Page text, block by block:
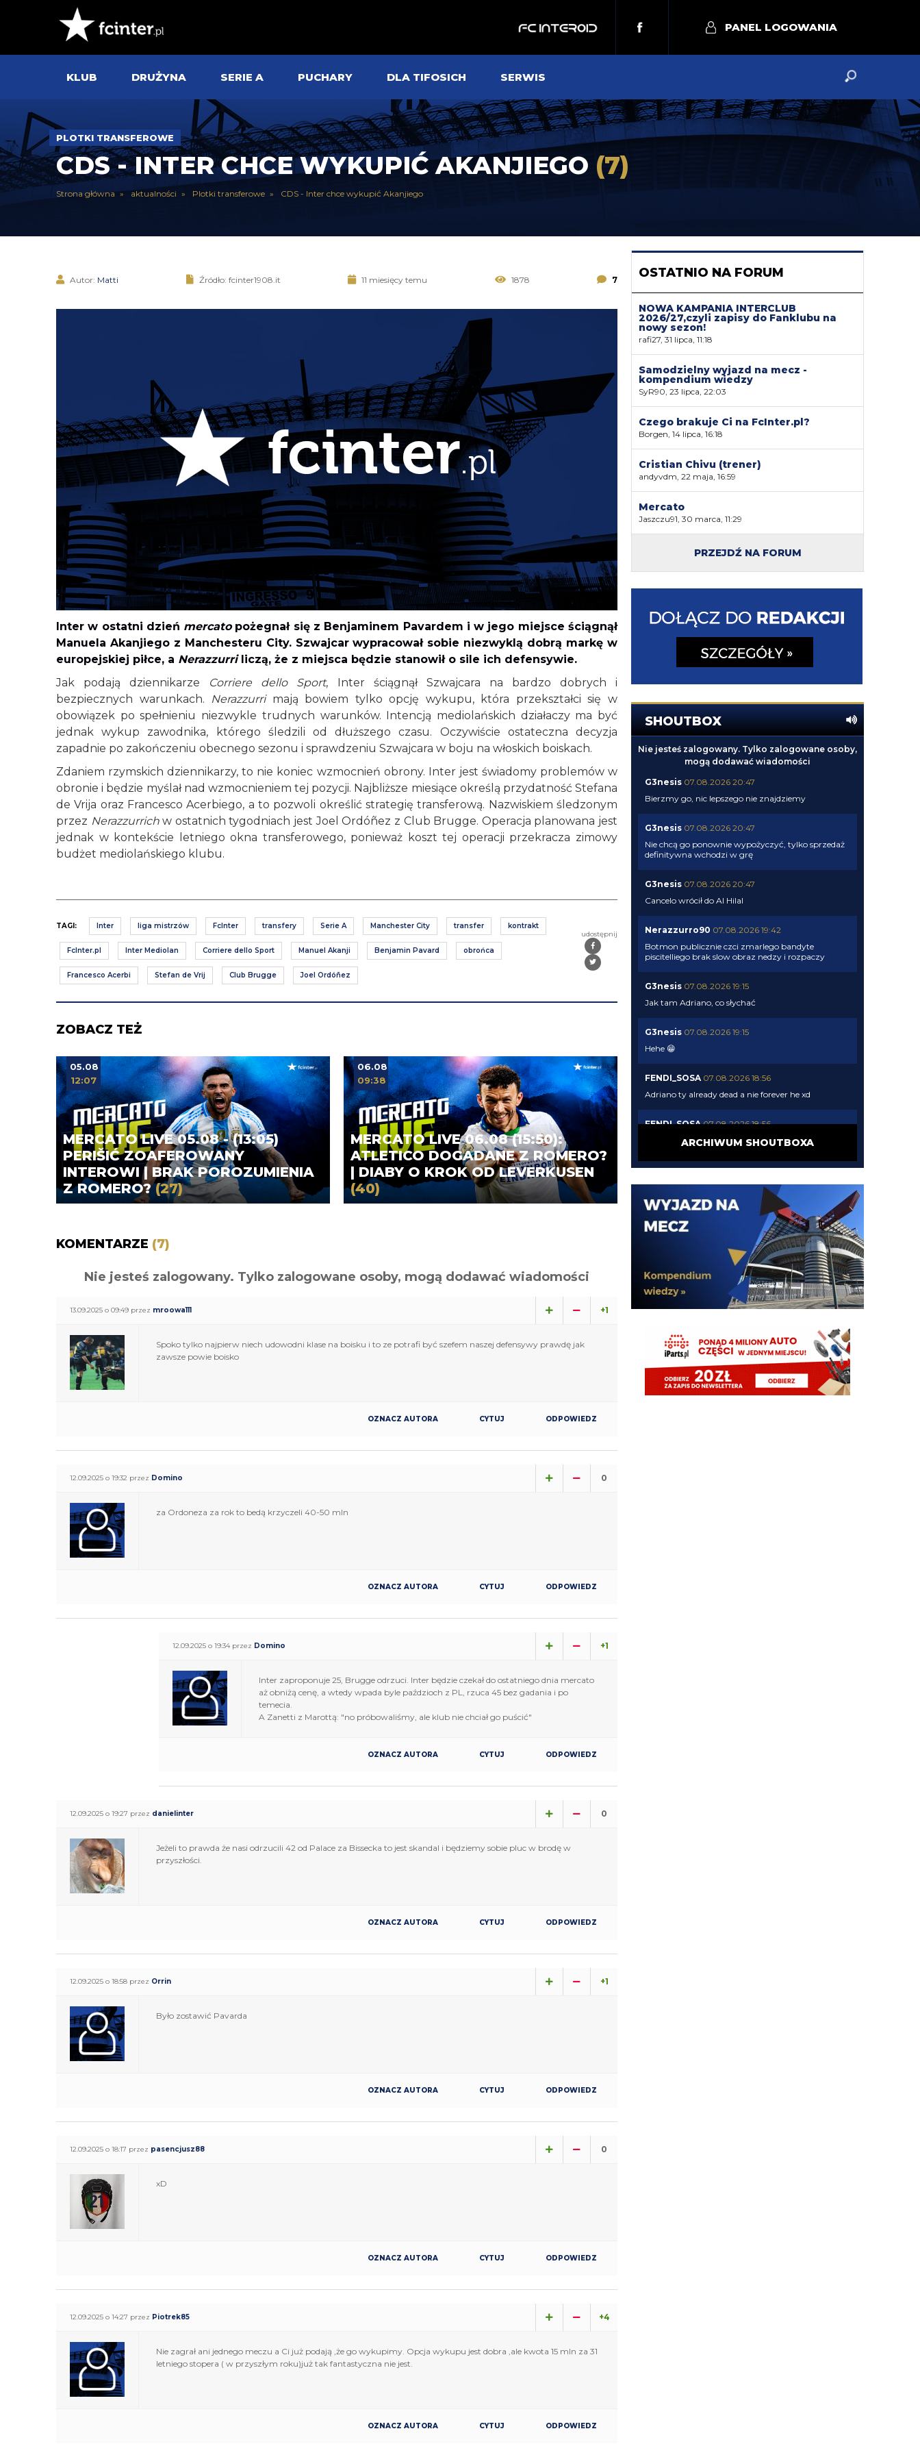
PANEL LOGOWANIA
KLUB DRUŻYNA SERIE A PUCHARY DLA TIFOSICH SERWIS
PLOTKI TRANSFEROWE
CDS - INTER CHCE WYKUPIĆ AKANJIEGO (7)
Strona główna aktualności Plotki transferowe CDS - Inter chce wykupić Akanjiego
Autor: Matti Źródło: fcinter1908.it 11 miesięcy temu 1878 7
Inter w ostatni dzień mercatopożegnał się z Benjaminem Pavardem i w jego miejsce ściągnął
Manuela Akanjiego z Manchesteru City. Szwajcar wypracował sobie niezwyklą dobrą markę w
europejskiej piłce, a Nerazzurriliczą, że z miejsca będzie stanowił o sile ich defensywie.
Jak podają dziennikarze Corriere dello Sport, Inter ściągnął Szwajcara na bardzo dobrych i
bezpiecznych warunkach.
Nerazzurrimają bowiem tylko opcję wykupu, która przekształci się w
obowiązek po spełnieniu niezwykle trudnych warunków. Intencją mediolańskich działaczy ma być
jednak wykup zawodnika, którego śledzili od dłuższego czasu. Oczywiście ostateczna decyzja
zapadnie po zakończeniu obecnego sezonu i sprawdzeniu Szwajcara w boju na włoskich boiskach.
Zdaniem rzymskich dziennikarzy, to nie koniec wzmocnień obrony. Inter jest świadomy problemów w
obronie i będzie myślał nad wzmocnieniem tej pozycji. Najbliższe miesiące określą przydatność Stefana
de Vrija oraz Francesco Acerbiego, a to pozwoli określić strategię transferową. Nazwiskiem śledzonym
przez Nerazzurrichw ostatnich tygodniach jest Joel Ordóñez z Club Brugge. Operacja planowana jest
jednak w kontekście letniego okna transferowego, ponieważ koszt tej operacji przekracza zimowy
budżet mediolańskiego klubu.
TAGI: Inter liga mistrzów FcInter transfery Serie A Manchester City transfer kontrakt
FcInter.pl Inter Mediolan Corriere dello Sport Manuel Akanji Benjamin Pavard obrońca
Francesco Acerbi Stefan de Vrij Club Brugge Joel Ordóñez
udostępnij
ZOBACZ TEŻ
MERCATO LIVE 05.08 - (13:05)
PERIŠIĆ ZOAFEROWANY
INTEROWI | BRAK POROZUMIENIA
Z ROMERO?(27)
05.08
12:07
MERCATO LIVE 06.08 (15:50):
ATLETICO DOGADANE Z ROMERO?
| DIABY O KROK OD LEVERKUSEN
(40)
06.08
09:38
KOMENTARZE (7)
Nie jesteś zalogowany. Tylko zalogowane osoby, mogą dodawać wiadomości
13.09.2025 o 09:49 przez mroowa111 +1
Spoko tylko najpierw niech udowodni klase na boisku i to ze potrafi być szefem naszej defensywy prawdę jak
zawsze powie boisko
OZNACZ AUTORA CYTUJ ODPOWIEDZ
12.09.2025 o 19:32 przez Domino 0
za Ordoneza za rok to bedą krzyczeli 40-50 mln
OZNACZ AUTORA CYTUJ ODPOWIEDZ
12.09.2025 o 19:34 przez Domino +1
Inter zaproponuje 25, Brugge odrzuci. Inter będzie czekał do ostatniego dnia mercato
aż obniżą cenę, a wtedy wpada byle paździoch z PL, rzuca 45 bez gadania i po
temecia.
A Zanetti z Marottą: "no próbowaliśmy, ale klub nie chciał go puścić"
OZNACZ AUTORA CYTUJ ODPOWIEDZ
12.09.2025 o 19:27 przez danielinter 0
Jeżeli to prawda że nasi odrzucili 42 od Palace za Bissecka to jest skandal i będziemy sobie pluc w brodę w
przyszłości.
OZNACZ AUTORA CYTUJ ODPOWIEDZ
12.09.2025 o 18:58 przez Orrin +1
Było zostawić Pavarda
OZNACZ AUTORA CYTUJ ODPOWIEDZ
12.09.2025 o 18:17 przez pasencjusz88 0
xD
OZNACZ AUTORA CYTUJ ODPOWIEDZ
12.09.2025 o 14:27 przez Piotrek85 +4
Nie zagrał ani jednego meczu a Ci już podają ,że go wykupimy. Opcja wykupu jest dobra ,ale kwota 15 mln za 31
letniego stopera ( w przyszłym roku)już tak fantastyczna nie jest.
OZNACZ AUTORA CYTUJ ODPOWIEDZ
OSTATNIO NA FORUM
NOWA KAMPANIA INTERCLUB
2026/27,czyli zapisy do Fanklubu na
nowy sezon!
rafi27, 31 lipca, 11:18
Samodzielny wyjazd na mecz -
kompendium wiedzy
SyR90, 23 lipca, 22:03
Czego brakuje Ci na FcInter.pl?
Borgen, 14 lipca, 16:18
Cristian Chivu (trener)
andyvdm, 22 maja, 16:59
Mercato
Jaszczu91, 30 marca, 11:29
PRZEJDŹ NA FORUM
SHOUTBOX
Nie jesteś zalogowany. Tylko zalogowane osoby,
mogą dodawać wiadomości
G3nesis 07.08.2026 20:47
Bierzmy go, nic lepszego nie znajdziemy
G3nesis 07.08.2026 20:47
Nie chcą go ponownie wypożyczyć, tylko sprzedaż
definitywna wchodzi w grę
G3nesis 07.08.2026 20:47
Cancelo wrócił do Al Hilal
Nerazzurro90 07.08.2026 19:42
Botmon publicznie czci zmarlego bandyte
piscitelliego brak slow obraz nedzy i rozpaczy
G3nesis 07.08.2026 19:15
Jak tam Adriano, co słychać
G3nesis 07.08.2026 19:15
Hehe 😁
FENDI_SOSA 07.08.2026 18:56
Adriano ty already dead a nie forever he xd
FENDI_SOSA 07.08.2026 18:56
Oleeks ciśnij go he
Adriano_forever 07.08.2026 18:30
mnie też zbanował za danie reakcji haha na jego
ostatnie stanowisko które było ostatnie ostatnim
ostatniejsze i najostatniejsze
07.08.2026 18:29
don korleone polskiej kibolki
Adriano_forever
07.08.2026 18:29
typ jest odklejony
Wiem, że on tutaj coś pisał, pewnie ma w zwyczaju
też czytać i pompować sobie ego na każdą
wspominkę o nim xD Żałosny typek
Oleeks 07.08.2026 18:27
ARCHIWUM SHOUTBOXA